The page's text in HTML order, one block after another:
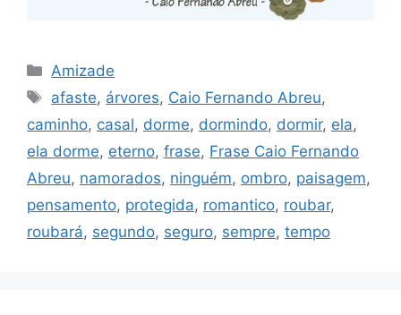
Categorias
Amizade
Tags
afaste, árvores, Caio Fernando Abreu,
caminho, casal, dorme, dormindo, dormir, ela,
ela dorme, eterno, frase, Frase Caio Fernando
Abreu, namorados, ninguém, ombro, paisagem,
pensamento, protegida, romantico, roubar,
roubará, segundo, seguro, sempre, tempo